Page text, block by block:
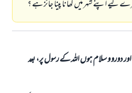
ليے اپنے شہر ميں كھانا پينا جائز ہے ؟
دورو و سلام ہوں اللہ کے رسول پر، بعد